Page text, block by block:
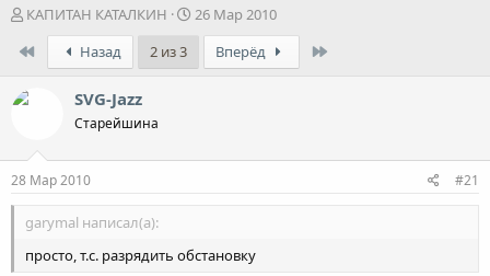
А
т
р
т
ы
КАПИТАН КАТАЛКИН
Д
а
26 Мар 2010
Назад 2 из 3 Вперёд
SVG-Jazz
Старейшина
28 Мар 2010 #21
garymal написал(а):
просто, т.с. разрядить обстановку